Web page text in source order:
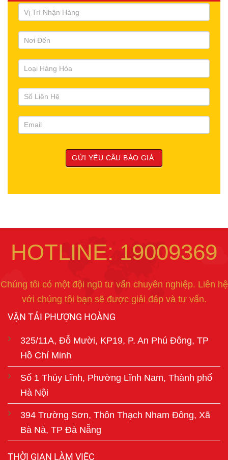
HOTLINE: 19009369
Chúng tôi có một đội ngũ tư vấn chuyên nghiệp. Liên hệ
với chúng tôi bạn sẽ được giải đáp và tư vấn.
VẬN TẢI PHƯỢNG HOÀNG
325/11A, Đỗ Mười, KP19, P. An Phú Đông, TP
Hồ Chí Minh
Số 1 Thúy Lĩnh, Phường Lĩnh Nam, Thành phố
Hà Nội
394 Trường Sơn, Thôn Thạch Nham Đông, Xã
Bà Nà, TP Đà Nẵng
THỜI GIAN LÀM VIỆC